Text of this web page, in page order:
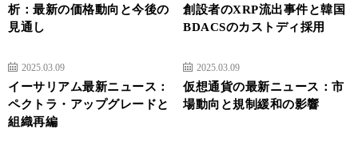
析：最新の価格動向と今後の
見通し
創設者のXRP流出事件と韓国
BDACSのカストディ採用
2025.03.09
イーサリアム最新ニュース：
ペクトラ・アップグレードと
組織再編
2025.03.09
仮想通貨の最新ニュース：市
場動向と規制緩和の影響